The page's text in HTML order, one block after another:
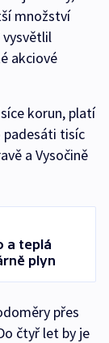
množství
vysvětlil
akciové
korun, platí
padesáti tisíc
a Vysočině
a teplá
plyn
přes
čtyř let by je